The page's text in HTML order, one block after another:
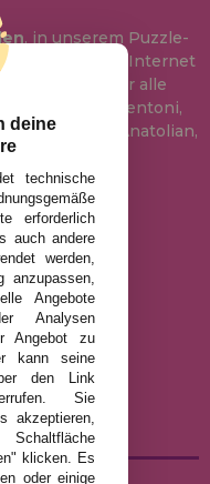
, in unserem Puzzle-
Preis im Internet
führen wir alle
Clementoni,
Trefl, Piatnik, Anatolian,
viele mehr.
deine
technische
erforderlich
auch andere
werden,
anzupassen,
Angebote
Analysen
Angebot zu
kann seine
den Link
Sie
akzeptieren,
klicken. Es
oder einige